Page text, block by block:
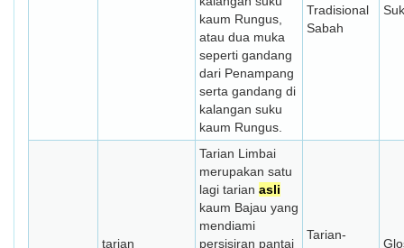
kaum Rungus,
atau dua muka
seperti gandang
dari Penampang
serta gandang di
kalangan suku
kaum Rungus.
Tradisional
Sabah
tarian
Tarian Limbai
merupakan satu
lagi tarian asli
kaum Bajau yang
mendiami
persisiran pantai
Tarian-